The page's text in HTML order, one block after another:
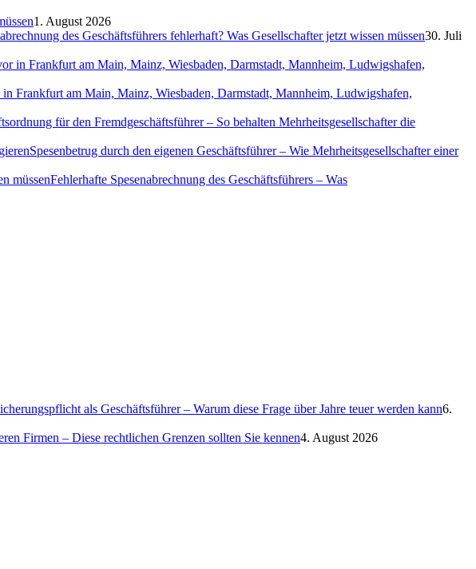
1. August 2026
des Geschäftsführers fehlerhaft? Was Gesellschafter jetzt wissen müssen30. Juli
Frankfurt am Main, Mainz, Wiesbaden, Darmstadt, Mannheim, Ludwigshafen,
für den Fremdgeschäftsführer – So behalten Mehrheitsgesellschafter die
Spesenbetrug durch den eigenen Geschäftsführer – Wie Mehrheitsgesellschafter einer
Fehlerhafte Spesenabrechnung des Geschäftsführers – Was
als Geschäftsführer – Warum diese Frage über Jahre teuer werden kann6.
Firmen – Diese rechtlichen Grenzen sollten Sie kennen4. August 2026